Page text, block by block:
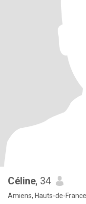
Céline, 34
Amiens, Hauts-de-